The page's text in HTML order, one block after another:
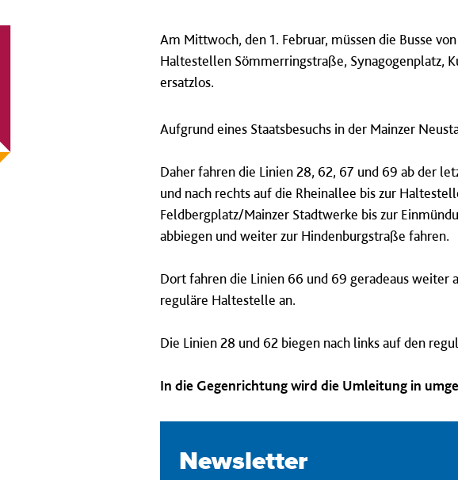
Am Mittwoch, den 1. Februar, müssen die Busse
Haltestellen Sömmerringstraße, Synagogenplatz,
ersatzlos.
Aufgrund eines Staatsbesuchs in der Mainzer
Daher fahren die Linien 28, 62, 67 und 69 ab der
und nach rechts auf die Rheinallee bis zur
Feldbergplatz/Mainzer Stadtwerke bis zur
abbiegen und weiter zur Hindenburgstraße fahren.
Dort fahren die Linien 66 und 69 geradeaus
reguläre Haltestelle an.
Die Linien 28 und 62 biegen nach links auf den
In die Gegenrichtung wird die Umleitung in
Newsletter